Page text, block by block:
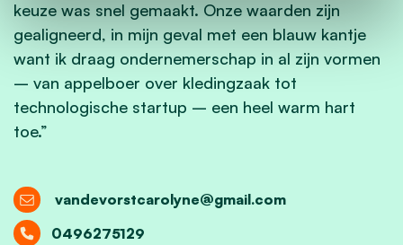
keuze was snel gemaakt. Onze waarden zijn
gealigneerd, in mijn geval met een blauw kantje
want ik draag ondernemerschap in al zijn vormen
– van appelboer over kledingzaak tot
technologische startup – een heel warm hart
toe.”
vandevorstcarolyne@gmail.com
0496275129